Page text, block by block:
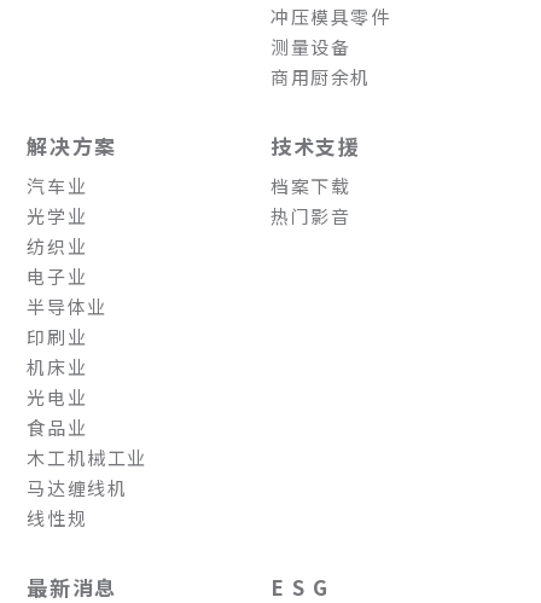
冲压模具零件
测量设备
商用厨余机
解决方案
汽车业
光学业
纺织业
电子业
半导体业
印刷业
机床业
光电业
食品业
木工机械工业
马达缠线机
线性规
技术支援
档案下载
热门影音
最新消息
E S G